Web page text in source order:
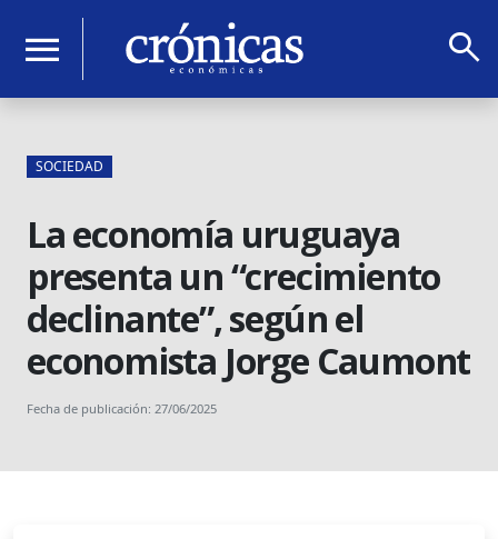
menu search
SOCIEDAD
La economía uruguaya
presenta un “crecimiento
declinante”, según el
economista Jorge Caumont
Fecha de publicación: 27/06/2025